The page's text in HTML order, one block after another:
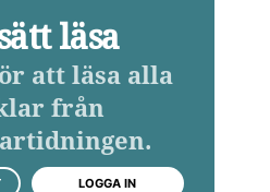
läsa
att läsa alla
från
LOGGA IN